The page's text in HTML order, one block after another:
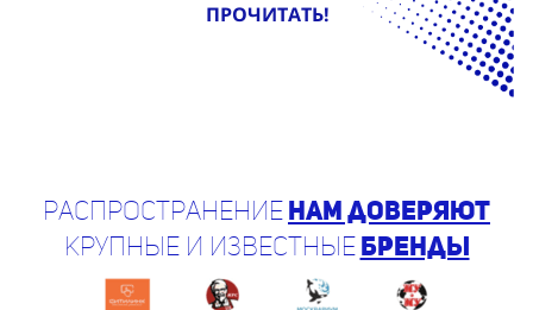
ПРОЧИТАТЬ!
Распространениенам доверяют
крупные и известные бренды